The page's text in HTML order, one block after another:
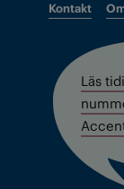
Kontakt
Läs